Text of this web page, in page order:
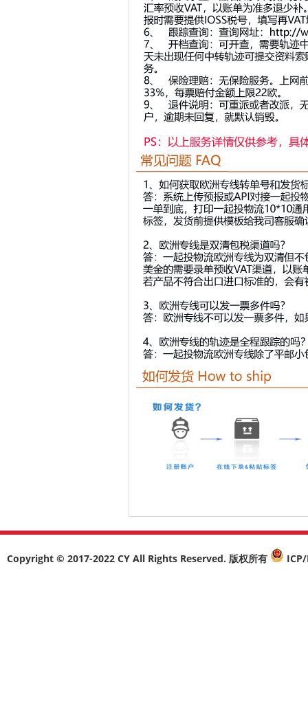
Copyright © 2017-2022 CY All Rights Reserved. 版权所有